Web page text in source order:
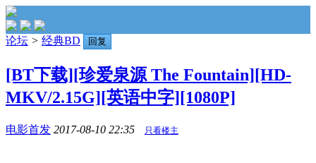
论坛 > 经典BD 回复
[BT下载][珍爱泉源 The Fountain][HD-
MKV/2.15G][英语中字][1080P]
电影首发 2017-08-10 22:35 只看楼主